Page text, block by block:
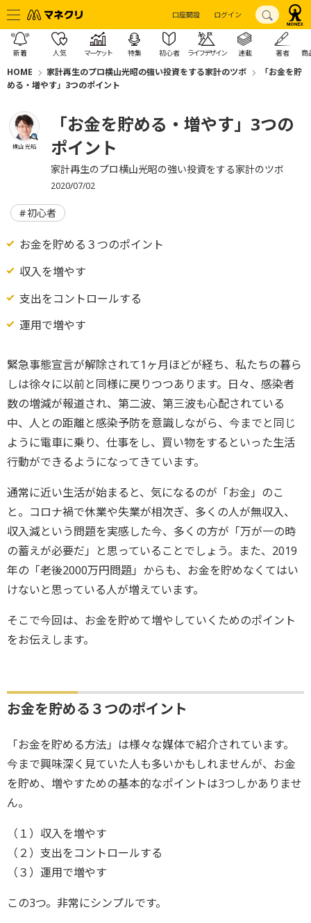
口座開設 ログイン
新着 人気 マーケット 特集 初心者 ライフデザイン 連載 著者 商
HOME 家計再生のプロ横山光昭の強い投資をする家計のツボ
「お金を貯
める・増やす」3つのポイント
横山 光昭
「お金を貯める・増やす」3つの
ポイント
家計再生のプロ横山光昭の強い投資をする家計のツボ
2020/07/02
初心者
お金を貯める３つのポイント
収入を増やす
支出をコントロールする
運用で増やす
緊急事態宣言が解除されて1ヶ月ほどが経ち、私たちの暮ら
しは徐々に以前と同様に戻りつつあります。日々、感染者
数の増減が報道され、第二波、第三波も心配されている
中、人との距離と感染予防を意識しながら、今までと同じ
ように電車に乗り、仕事をし、買い物をするといった生活
行動ができるようになってきています。
通常に近い生活が始まると、気になるのが「お金」のこ
と。コロナ禍で休業や失業が相次ぎ、多くの人が無収入、
収入減という問題を実感した今、多くの方が「万が一の時
の蓄えが必要だ」と思っていることでしょう。また、2019
年の「老後2000万円問題」からも、お金を貯めなくてはい
けないと思っている人が増えています。
そこで今回は、お金を貯めて増やしていくためのポイント
をお伝えします。
お金を貯める３つのポイント
「お金を貯める方法」は様々な媒体で紹介されています。
今まで興味深く見ていた人も多いかもしれませんが、お金
を貯め、増やすための基本的なポイントは3つしかありませ
ん。
（１）収入を増やす
（２）支出をコントロールする
（３）運用で増やす
この3つ。非常にシンプルです。